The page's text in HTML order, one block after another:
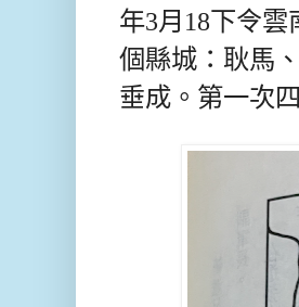
年3月18下令
個縣城：耿馬
垂成。第一次